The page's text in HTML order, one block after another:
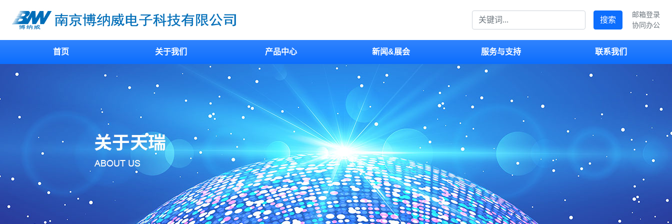
搜索
邮箱登录
协同办公
首页 关于我们 产品中心 新闻&展会 服务与支持 联系我们